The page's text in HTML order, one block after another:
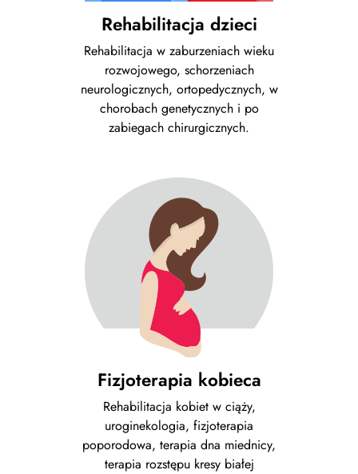
Rehabilitacja dzieci
Rehabilitacja w zaburzeniach wieku
rozwojowego, schorzeniach
neurologicznych, ortopedycznych, w
chorobach genetycznych i po
zabiegach chirurgicznych.
Fizjoterapia kobieca
Rehabilitacja kobiet w ciąży,
uroginekologia, fizjoterapia
poporodowa, terapia dna miednicy,
terapia rozstępu kresy białej